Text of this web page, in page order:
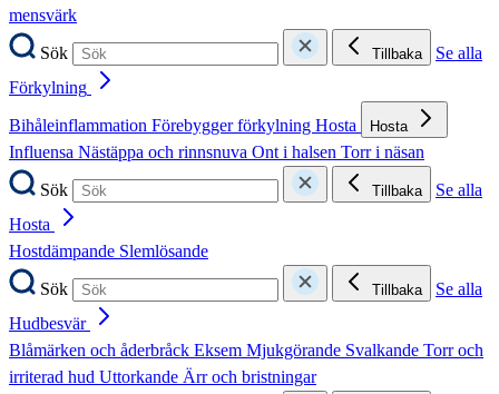
mensvärk
Sök
Tillbaka
Se alla
Förkylning
Bihåleinflammation Förebygger förkylning Hosta Hosta
Influensa Nästäppa och rinnsnuva Ont i halsen Torr i näsan
Sök
Tillbaka
Se alla
Hosta
Hostdämpande Slemlösande
Sök
Tillbaka
Se alla
Hudbesvär
Blåmärken och åderbråck Eksem Mjukgörande Svalkande Torr och
irriterad hud Uttorkande Ärr och bristningar